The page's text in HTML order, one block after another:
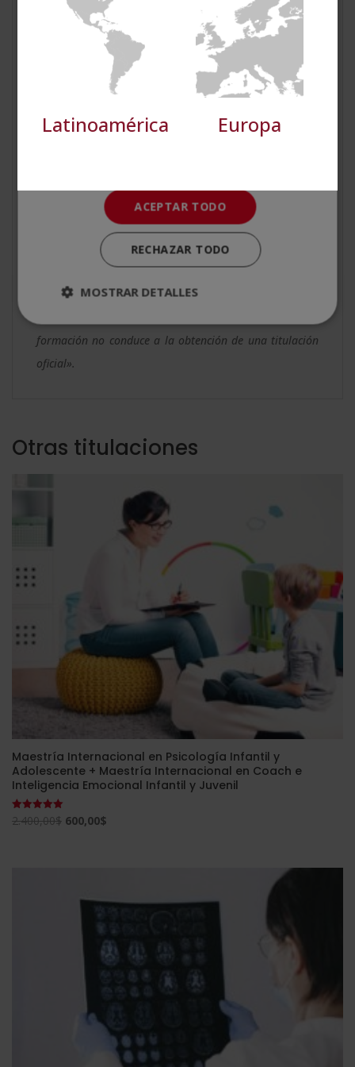
promover el equilibrio emocional. El creciente interés
social por soluciones terapéuticas integradoras y el
auge del bienestar como sector económico han
ampliado el espacio para los conocimientos
base con estos conocimientos permite desarrollarse
Ficha formativa
aquíla ficha formativa.
«El contenido se encuentra orientado hacia la
formación no conduce a la obtención de una titulación
oficial».
Otras titulaciones
Maestría Internacional en Psicología Infantil y
Adolescente + Maestría Internacional en Coach e
Inteligencia Emocional Infantil y Juvenil
Valorado
con
2.400,00$ El
600,00$
Latinoamérica Europa
Cookies de
preferencias
Cookies de
funcionalidad
Cookies no clasificadas
ACEPTAR TODO
RECHAZAR TODO
MOSTRAR DETALLES